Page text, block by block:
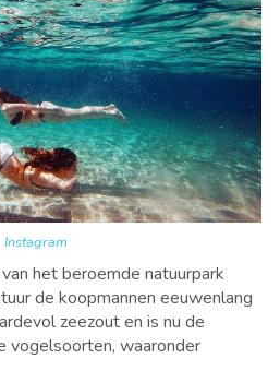
Instagram
het beroemde natuurpark
de koopmannen eeuwenlang
zeezout en is nu de
vogelsoorten, waaronder